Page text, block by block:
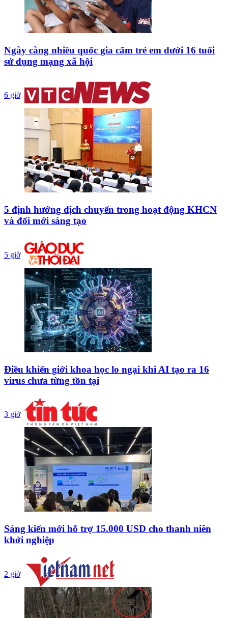
Ngày càng nhiều quốc gia cấm trẻ em dưới 16 tuổi
sử dụng mạng xã hội
6 giờ
5 định hướng dịch chuyển trong hoạt động KHCN
và đổi mới sáng tạo
5 giờ
Điều khiến giới khoa học lo ngại khi AI tạo ra 16
virus chưa từng tồn tại
3 giờ
Sáng kiến mới hỗ trợ 15.000 USD cho thanh niên
khởi nghiệp
2 giờ